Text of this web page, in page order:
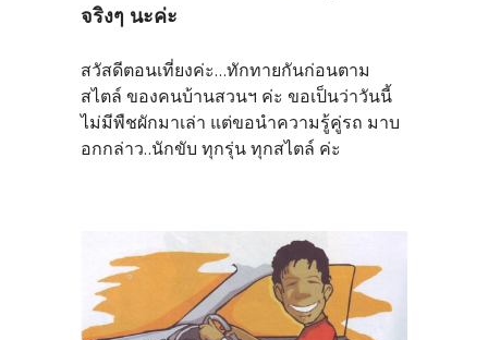
จริงๆ นะค่ะ
สวัสดีตอนเที่ยงค่ะ...ทักทายกันก่อนตาม
สไตล์ ของคนบ้านสวนฯ ค่ะ ขอเป็นว่าวันนี้
ไม่มีพืชผักมาเล่า แต่ขอนำความรู้คู่รถ มาบ
อกกล่าว..นักขับ ทุกรุ่น ทุกสไตล์ ค่ะ